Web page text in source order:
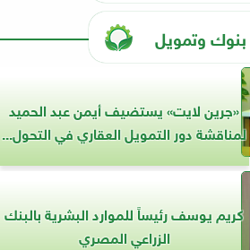
بنوك وتمويل
«جرين لايت» يستضيف أيمن عبد الحميد
لمناقشة دور التمويل العقاري في التحول...
كريم يوسف رئيساً للموارد البشرية بالبنك
الزراعي المصري